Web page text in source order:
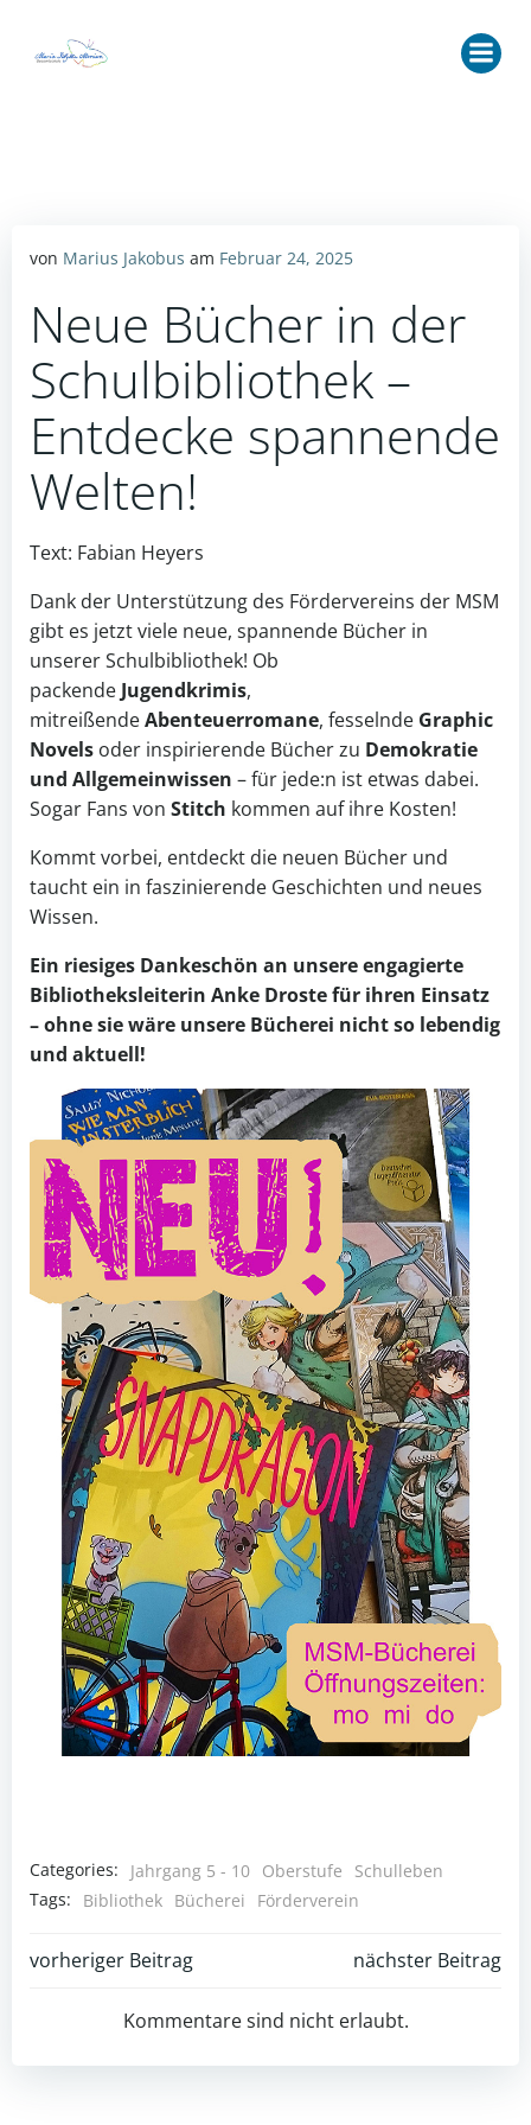
von Marius Jakobus am Februar 24, 2025
Neue Bücher in der
Schulbibliothek –
Entdecke spannende
Welten!
Text: Fabian Heyers
Dank der Unterstützung des Fördervereins der MSM
gibt es jetzt viele neue, spannende Bücher in
unserer Schulbibliothek! Ob
packende Jugendkrimis,
mitreißendeAbenteuerromane, fesselnde Graphic
Novels oder inspirierende Bücher zu Demokratie
und Allgemeinwissen – für jede:n ist etwas dabei.
Sogar Fans von Stitch kommen auf ihre Kosten!
Kommt vorbei, entdeckt die neuen Bücher und
taucht ein in faszinierende Geschichten und neues
Wissen.
Ein riesiges Dankeschön an unsere engagierte
Bibliotheksleiterin Anke Droste für ihren Einsatz
– ohne sie wäre unsere Bücherei nicht so lebendig
und aktuell!
Categories: Jahrgang 5 - 10 Oberstufe
Schulleben
Tags:
Bibliothek Bücherei Förderverein
Post
navigation
vorheriger Beitrag
Post
navigation
nächster Beitrag
Kommentare sind nicht erlaubt.